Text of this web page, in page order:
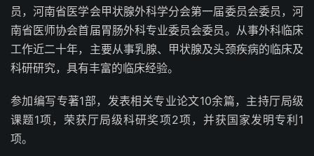
员，河南省医学会甲状腺外科学分会第一届委员会委员，河
南省医师协会首届胃肠外科专业委员会委员。从事外科临床
工作近二十年，主要从事乳腺、甲状腺及头颈疾病的临床及
科研研究，具有丰富的临床经验。
参加编写专著1部，发表相关专业论文10余篇，主持厅局级
课题1项，荣获厅局级科研奖项2项，并获国家发明专利1
项。